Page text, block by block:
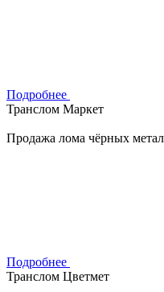
Подробнее
Транслом Маркет
Продажа лома чёрных
Подробнее
Транслом Цветмет